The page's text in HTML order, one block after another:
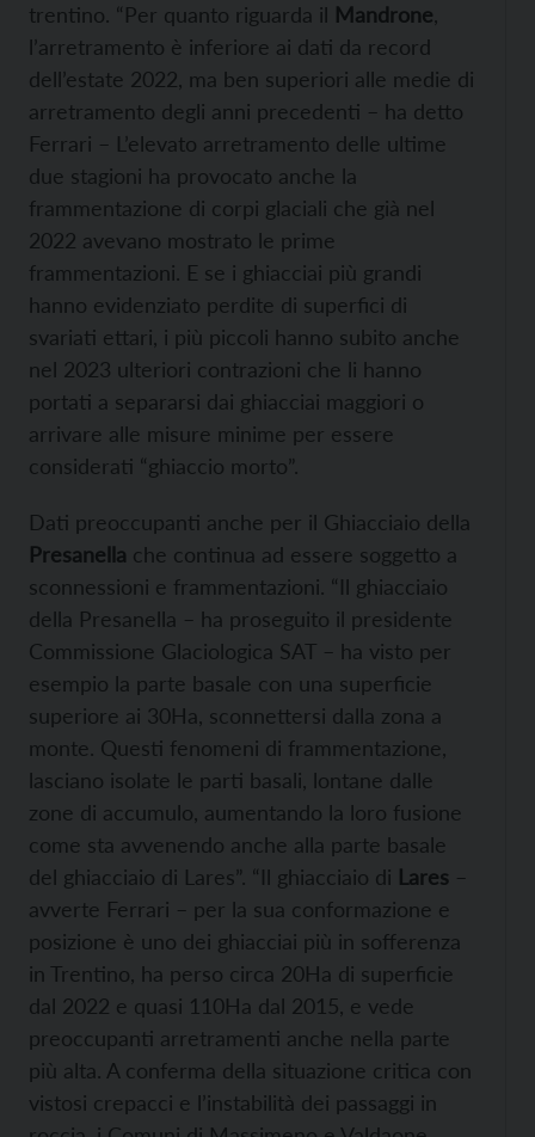
trentino. “Per quanto riguarda il Mandrone
l’arretramento è inferiore ai dati da record
dell’estate 2022, ma ben superiori alle medie di
arretramento degli anni precedenti – ha detto
Ferrari – L’elevato arretramento delle ultime
due stagioni ha provocato anche la
frammentazione di corpi glaciali che già nel
2022 avevano mostrato le prime
frammentazioni. E se i ghiacciai più grandi
hanno evidenziato perdite di superfici di
svariati ettari, i più piccoli hanno subito anche
nel 2023 ulteriori contrazioni che li hanno
portati a separarsi dai ghiacciai maggiori o
arrivare alle misure minime per essere
considerati “ghiaccio morto”.
Dati preoccupanti anche per il Ghiacciaio della
Presanella che continua ad essere soggetto a
sconnessioni e frammentazioni. “Il ghiacciaio
della Presanella – ha proseguito il presidente
Commissione Glaciologica SAT – ha visto per
esempio la parte basale con una superficie
superiore ai 30Ha, sconnettersi dalla zona a
monte. Questi fenomeni di frammentazione,
lasciano isolate le parti basali, lontane dalle
zone di accumulo, aumentando la loro fusione
come sta avvenendo anche alla parte basale
del ghiacciaio di Lares”. “Il ghiacciaio di Lares –
avverte Ferrari – per la sua conformazione e
posizione è uno dei ghiacciai più in sofferenza
in Trentino, ha perso circa 20Ha di superficie
dal 2022 e quasi 110Ha dal 2015, e vede
preoccupanti arretramenti anche nella parte
più alta. A conferma della situazione critica con
vistosi crepacci e l’instabilità dei passaggi in